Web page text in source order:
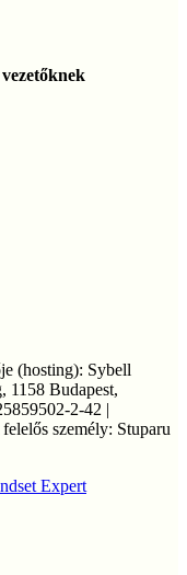
(hosting): Sybell
1158 Budapest,
2-42 |
személy: Stuparu
Expert